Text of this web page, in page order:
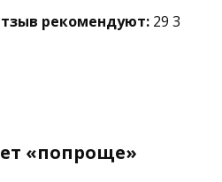
рекомендуют: 29 3
«попроще»